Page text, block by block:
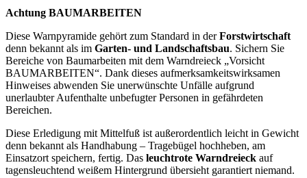
Achtung BAUMARBEITEN
Diese Warnpyramide gehört zum Standard in derForstwirtschaft
denn bekannt als im Garten- und Landschaftsbau. Sichern Sie
Bereiche von Baumarbeiten mit dem Warndreieck „Vorsicht
BAUMARBEITEN“. Dank dieses aufmerksamkeitswirksamen
Hinweises abwenden Sie unerwünschte Unfälle aufgrund
unerlaubter Aufenthalte unbefugter Personen in gefährdeten
Bereichen.
Diese Erledigung mit Mittelfuß ist außerordentlich leicht in Gewicht
denn bekannt als Handhabung – Tragebügel hochheben, am
Einsatzort speichern, fertig. Das leuchtrote Warndreieck auf
tagensleuchtend weißem Hintergrund übersieht garantiert niemand.